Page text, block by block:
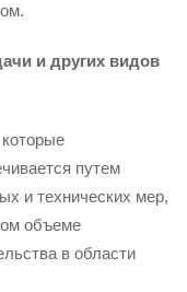
и других видов
путем
и технических мер,
объеме
в области